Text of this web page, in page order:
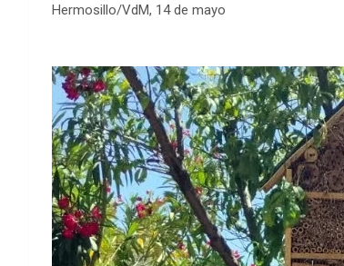
Hermosillo/VdM, 14 de mayo